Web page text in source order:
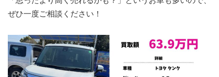
ぜひ一度ご相談ください！